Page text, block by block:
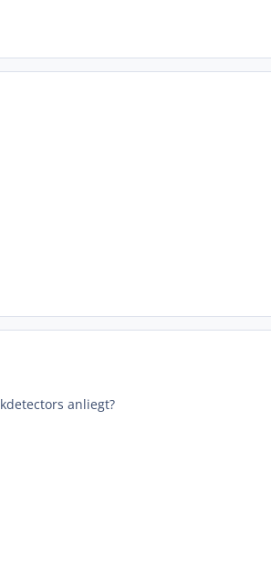
anliegt?